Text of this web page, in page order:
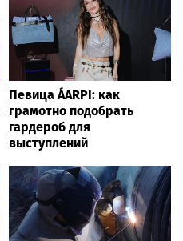
Певица ÁARPI: как
грамотно подобрать
гардероб для
выступлений